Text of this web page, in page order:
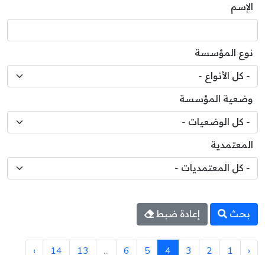
الإسم
نوع المؤسسة
وضعية المؤسسة
المعتمدية
بحث إعادة ضبط
‹
1
2
3
4
5
6
...
13
14
›